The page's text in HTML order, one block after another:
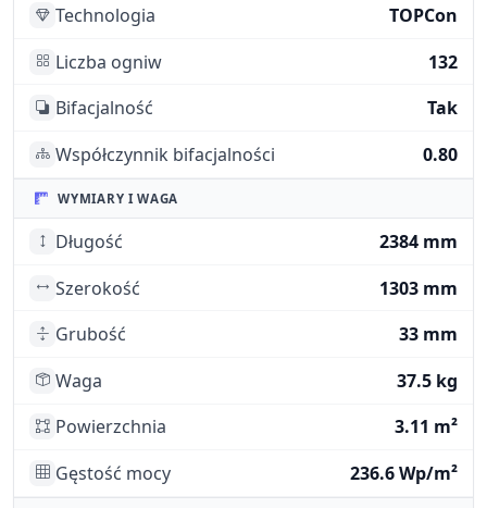
Technologia
TOPCon
Liczba ogniw
132
Bifacjalność
Tak
Współczynnik bifacjalności
0.80
WYMIARY I WAGA
Długość
2384 mm
Szerokość
1303 mm
Grubość
33 mm
Waga
37.5 kg
Powierzchnia
3.11 m²
Gęstość mocy
236.6 Wp/m²